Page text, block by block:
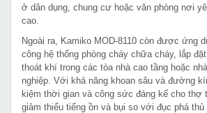
ở dân dụng, chung cư hoặc văn phòng nơi
cao.
Ngoài ra, Kamiko MOD-8110 còn được ứng
công hệ thống phòng cháy chữa cháy, lắp
thoát khí trong các tòa nhà cao tầng hoặc
nghiệp. Với khả năng khoan sâu và đường
kiệm thời gian và công sức đáng kể cho thợ
giảm thiểu tiếng ồn và bụi so với đục phá thủ